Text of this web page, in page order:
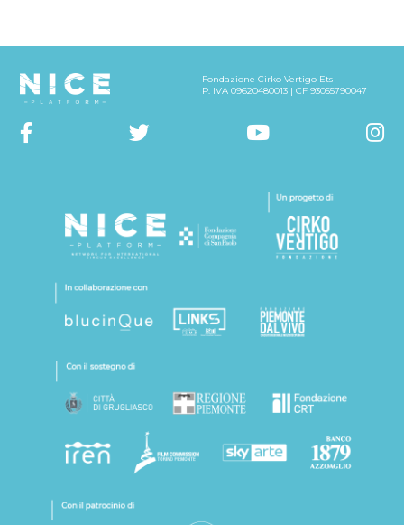
Fondazione Cirko Vertigo Ets
P. IVA 09620480013 | CF 93055790047